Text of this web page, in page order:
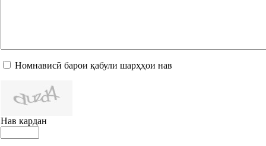
Номнависӣ барои қабули шарҳҳои нав
Нав кардан